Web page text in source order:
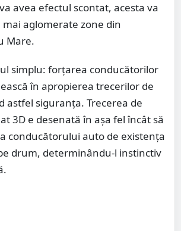
avea efectul scontat, acesta va
aglomerate zone din
Mare.
simplu: forțarea conducătorilor
în apropierea trecerilor de
astfel siguranța. Trecerea de
3D e desenată în așa fel încât să
conducătorului auto de existența
drum, determinându-l instinctiv